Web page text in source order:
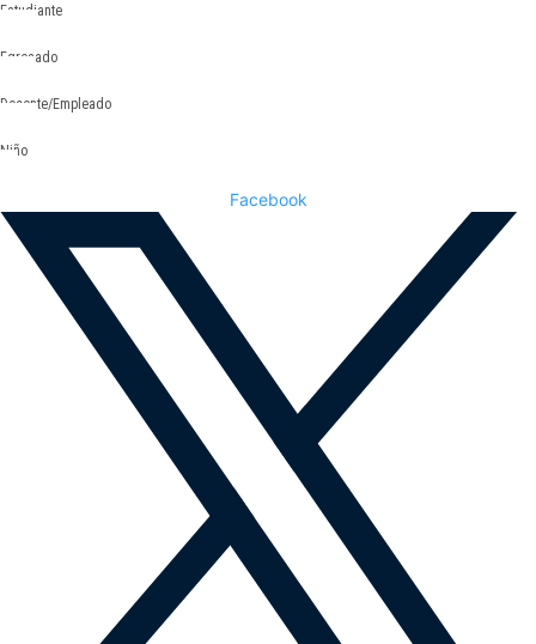
Estudiante
Egresado
Docente/Empleado
Niño
Facebook